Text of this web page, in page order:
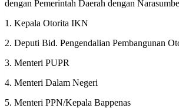
dengan Pemerintah Daerah dengan
1. Kepala Otorita IKN
2. Deputi Bid. Pengendalian Pembangunan
3. Menteri PUPR
4. Menteri Dalam Negeri
5. Menteri PPN/Kepala Bappenas